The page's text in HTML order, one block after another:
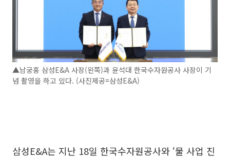
▲남궁홍 삼성E&A 사장(왼쪽)과 윤석대 한국수자원공사 사장이 기
념 촬영을 하고 있다. (사진제공=삼성E&A)
삼성E&A는 지난 18일 한국수자원공사와 ‘물 사업 진